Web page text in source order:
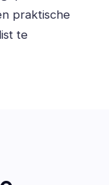
praktische
te